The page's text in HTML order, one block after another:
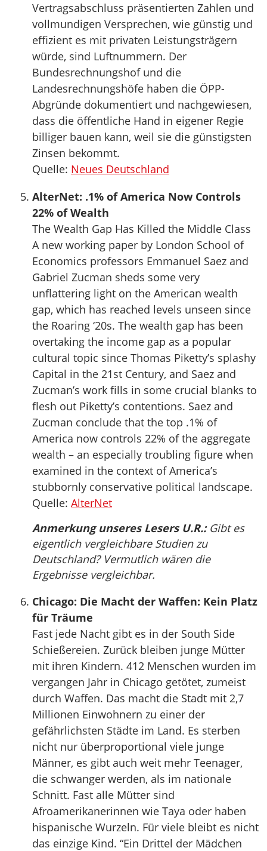
Vertragsabschluss präsentierten Zahlen und
vollmundigen Versprechen, wie günstig und
effizient es mit privaten Leistungsträgern
würde, sind Luftnummern. Der
Bundesrechnungshof und die
Landesrechnungshöfe haben die ÖPP-
Abgründe dokumentiert und nachgewiesen,
dass die öffentliche Hand in eigener Regie
billiger bauen kann, weil sie die günstigsten
Zinsen bekommt.
Quelle: Neues Deutschland
AlterNet: .1% of America Now Controls
22% of Wealth
The Wealth Gap Has Killed the Middle Class
A new working paper by London School of
Economics professors Emmanuel Saez and
Gabriel Zucman sheds some very
unflattering light on the American wealth
gap, which has reached levels unseen since
the Roaring ‘20s. The wealth gap has been
overtaking the income gap as a popular
cultural topic since Thomas Piketty’s splashy
Capital in the 21st Century, and Saez and
Zucman’s work fills in some crucial blanks to
flesh out Piketty’s contentions. Saez and
Zucman conclude that the top .1% of
America now controls 22% of the aggregate
wealth – an especially troubling figure when
examined in the context of America’s
stubbornly conservative political landscape.
Quelle: AlterNet
Anmerkung unseres Lesers U.R.:Gibt es
eigentlich vergleichbare Studien zu
Deutschland? Vermutlich wären die
Ergebnisse vergleichbar.
Chicago: Die Macht der Waffen: Kein Platz
für Träume
Fast jede Nacht gibt es in der South Side
Schießereien. Zurück bleiben junge Mütter
mit ihren Kindern. 412 Menschen wurden im
vergangen Jahr in Chicago getötet, zumeist
durch Waffen. Das macht die Stadt mit 2,7
Millionen Einwohnern zu einer der
gefährlichsten Städte im Land. Es sterben
nicht nur überproportional viele junge
Männer, es gibt auch weit mehr Teenager,
die schwanger werden, als im nationale
Schnitt. Fast alle Mütter sind
Afroamerikanerinnen wie Taya oder haben
hispanische Wurzeln. Für viele bleibt es nicht
das einzige Kind. “Ein Drittel der Mädchen